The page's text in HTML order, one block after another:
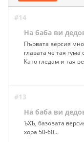
#14
На баба ви
Първата версия
главата че тая
Като гледам и тая
#13
На баба ви
ЪХЪ, базовата
хора 50-60...